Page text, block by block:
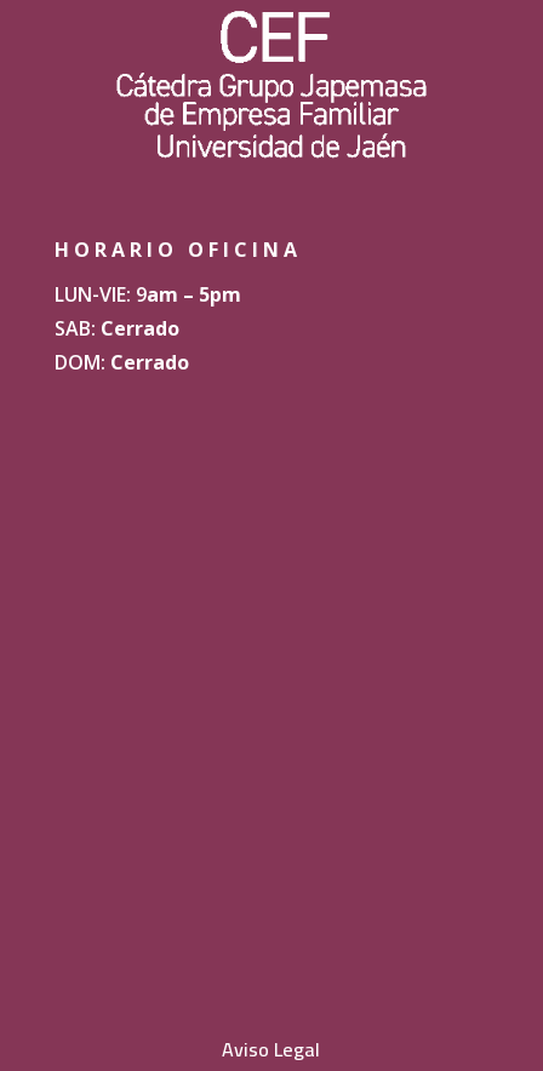
HORARIO OFICINA
LUN-VIE: 9am – 5pm
SAB: Cerrado
DOM: Cerrado
Aviso Legal